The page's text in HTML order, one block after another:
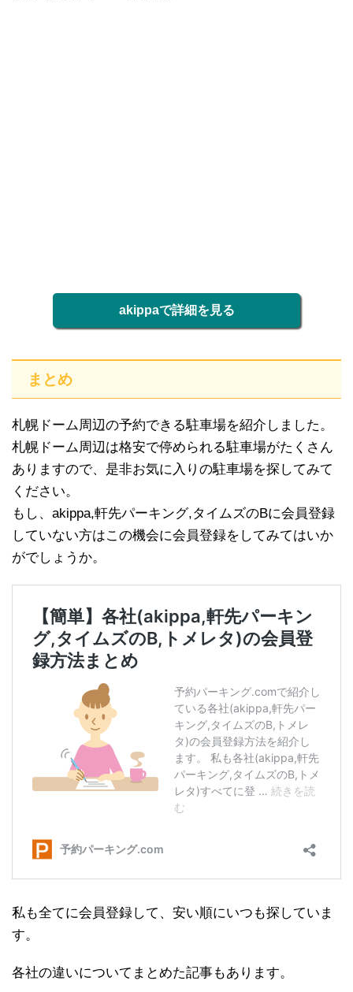
akippaで詳細を見る
まとめ
札幌ドーム周辺の予約できる駐車場を紹介しました。
札幌ドーム周辺は格安で停められる駐車場がたくさん
ありますので、是非お気に入りの駐車場を探してみて
ください。
もし、akippa,軒先パーキング,タイムズのBに会員登録
していない方はこの機会に会員登録をしてみてはいか
がでしょうか。
私も全てに会員登録して、安い順にいつも探していま
す。
各社の違いについてまとめた記事もあります。